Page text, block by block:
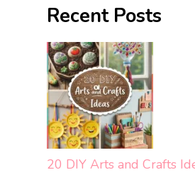
Recent Posts
20 DIY Arts and Crafts